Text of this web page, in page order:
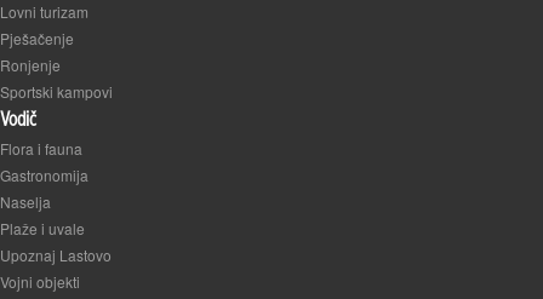
Lovni turizam
Pješačenje
Ronjenje
Sportski kampovi
Vodič
Flora i fauna
Gastronomija
Naselja
Plaže i uvale
Upoznaj Lastovo
Vojni objekti